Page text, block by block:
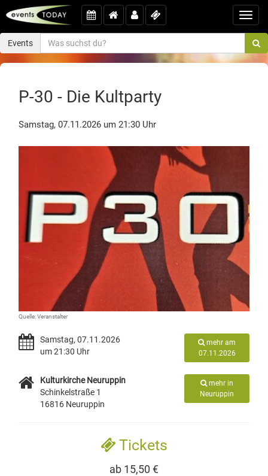
Events
P-30 - Die Kultparty
Samstag, 07.11.2026 um 21:30 Uhr
Quelle: Veranstalter
Samstag, 07.11.2026
um 21:30 Uhr
mehr am
07.11.2026
Kulturkirche Neuruppin
Schinkelstraße 1
16816 Neuruppin
mehr in
Neuruppin
Tickets
ab 15,50 €